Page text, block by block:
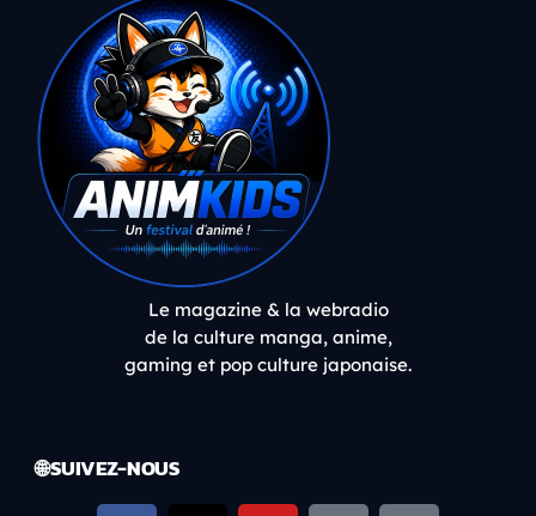
Le magazine & la webradio
de la culture manga, anime,
gaming et pop culture japonaise.
🌐 SUIVEZ-NOUS